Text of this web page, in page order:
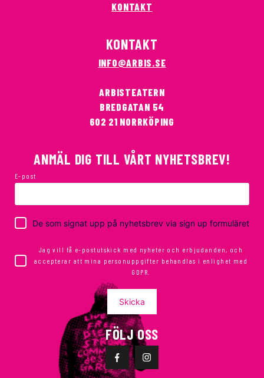
KONTAKT
KONTAKT
INFO@ARBIS.SE
ARBISTEATERN
BREDGATAN 54
602 21 NORRKÖPING
ANMÄL DIG TILL VÅRT NYHETSBREV!
E-post
De som signat upp på nyhetsbrev via sign up formuläret
Jag vill få e-postutskick med nyheter och erbjudanden, och
accepterar att mina personuppgifter behandlas i enlighet med
GDPR.
Skicka
FÖLJ OSS